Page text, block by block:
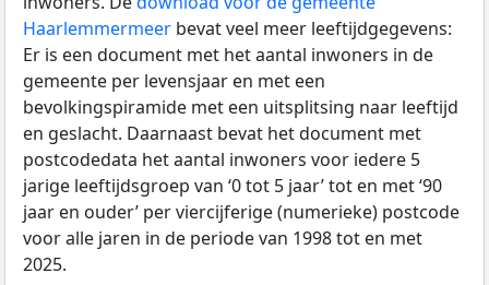
Haarlemmermeer bevat veel meer leeftijdgegevens:
Er is een document met het aantal inwoners in de
gemeente per levensjaar en met een
bevolkingspiramide met een uitsplitsing naar leeftijd
en geslacht. Daarnaast bevat het document met
postcodedata het aantal inwoners voor iedere 5
jarige leeftijdsgroep van ‘0 tot 5 jaar’ tot en met ‘90
jaar en ouder’ per viercijferige (numerieke) postcode
voor alle jaren in de periode van 1998 tot en met
2025.